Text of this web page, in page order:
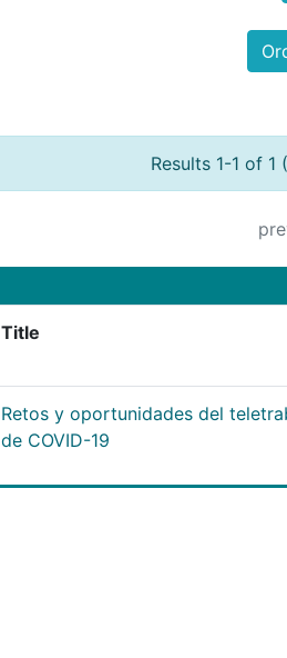
Results 1-1 of
Title
Retos y oportunidades del
de COVID-19